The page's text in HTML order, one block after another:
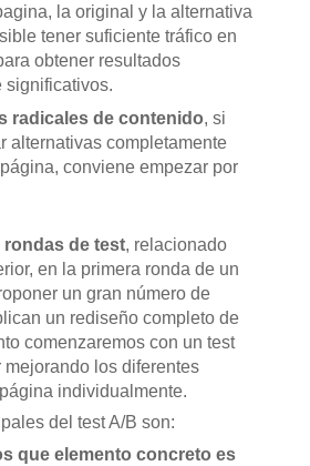
la original y la alternativa
tener suficiente tráfico en
obtener resultados
significativos.
radicales de contenido, si
alternativas completamente
conviene empezar por
rondas de test, relacionado
en la primera ronda de un
un gran número de
un rediseño completo de
comenzaremos con un test
los diferentes
individualmente.
del test A/B son:
que elemento concreto es